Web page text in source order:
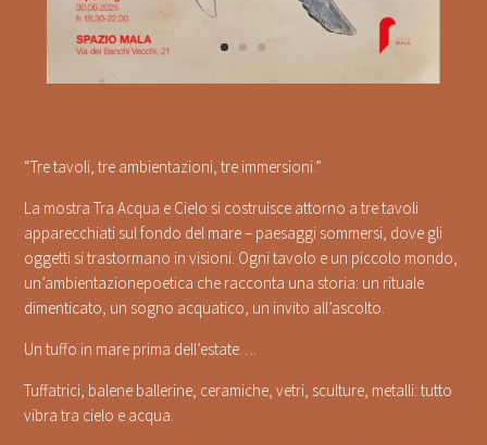
“Tre tavoli, tre ambientazioni, tre immersioni.”
La mostra Tra Acqua e Cielo si costruisce attorno a tre tavoli
apparecchiati sul fondo del mare – paesaggi sommersi, dove gli
oggetti si trastormano in visioni. Ogni tavolo e un piccolo mondo,
un’ambientazionepoetica che racconta una storia: un rituale
dimenticato, un sogno acquatico, un invito all’ascolto.
Un tuffo in mare prima dell’estate….
Tuffatrici, balene ballerine, ceramiche, vetri, sculture, metalli: tutto
vibra tra cielo e acqua.